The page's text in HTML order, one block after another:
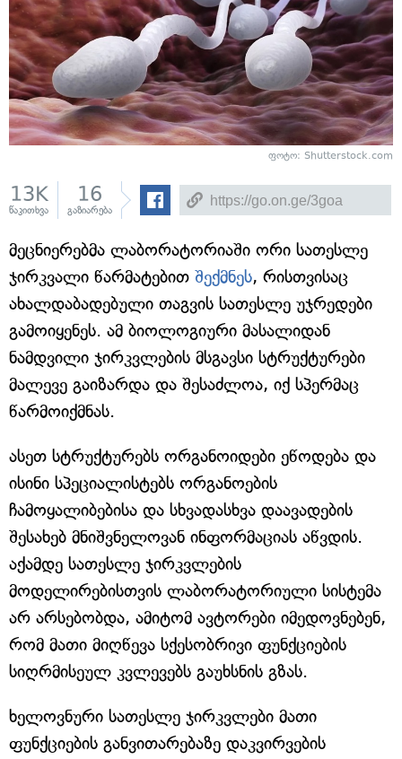
ფოტო: Shutterstock.com
13K
წაკითხვა
16
გაზიარება
მეცნიერებმა ლაბორატორიაში ორი სათესლე
ჯირკვალი წარმატებით შექმნეს, რისთვისაც
ახალდაბადებული თაგვის სათესლე უჯრედები
გამოიყენეს. ამ ბიოლოგიური მასალიდან
ნამდვილი ჯირკვლების მსგავსი სტრუქტურები
მალევე გაიზარდა და შესაძლოა, იქ სპერმაც
წარმოიქმნას.
ასეთ სტრუქტურებს ორგანოიდები ეწოდება და
ისინი სპეციალისტებს ორგანოების
ჩამოყალიბებისა და სხვადასხვა დაავადების
შესახებ მნიშვნელოვან ინფორმაციას აწვდის.
აქამდე სათესლე ჯირკვლების
მოდელირებისთვის ლაბორატორიული სისტემა
არ არსებობდა, ამიტომ ავტორები იმედოვნებენ,
რომ მათი მიღწევა სქესობრივი ფუნქციების
სიღრმისეულ კვლევებს გაუხსნის გზას.
ხელოვნური სათესლე ჯირკვლები მათი
ფუნქციების განვითარებაზე დაკვირვების